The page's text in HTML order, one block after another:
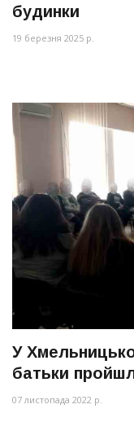
будинки
19 березня 2025 р.
У
батьки
07 листопада 2022 р.